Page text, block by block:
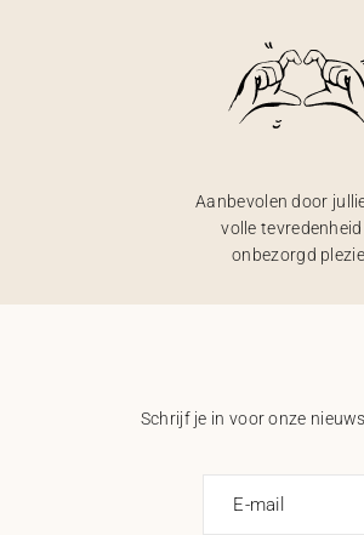
Aanbevolen door
volle tevredenheid
onbezorgd
Schrijf je in voor onze
E-mail